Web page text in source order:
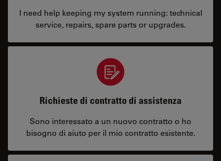
I need help keeping my system running: technical
service, repairs, spare parts or upgrades.
Richieste di contratto di assistenza
Sono interessato a un nuovo contratto o ho
bisogno di aiuto per il mio contratto esistente.